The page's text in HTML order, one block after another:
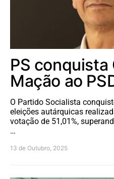
PS conquista
Mação ao
O Partido Socialista
eleições autárquicas
votação de 51,01%,
…
13 de Outubro, 2025